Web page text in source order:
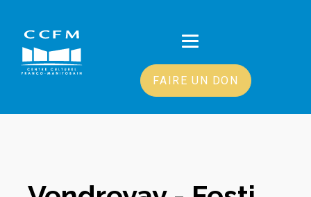
FAIRE UN DON